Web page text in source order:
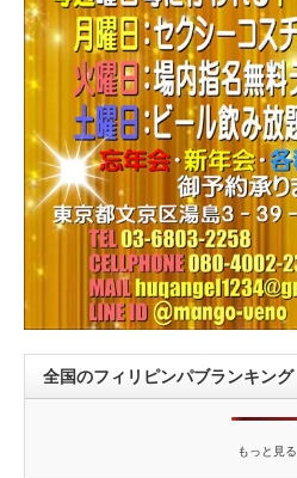
全国のフィリピンパブランキング
もっと見る